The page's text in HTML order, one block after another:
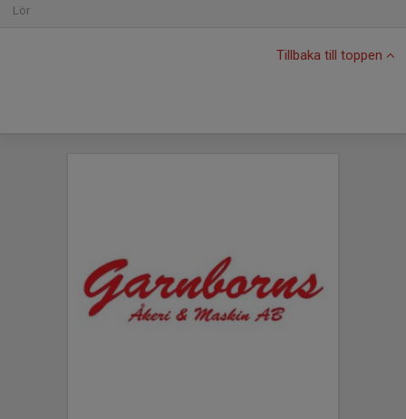
Lör
Tillbaka till toppen